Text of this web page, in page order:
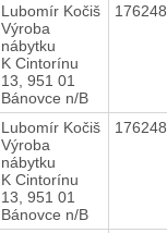
Lubomír Kočiš
Výroba
nábytku
K Cintorínu
13, 951 01
Bánovce n/B
Lubomír Kočiš
Výroba
nábytku
K Cintorínu
13, 951 01
Bánovce n/B